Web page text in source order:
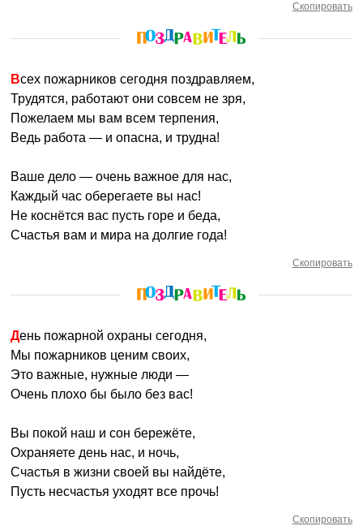
Скопировать
Всех пожарников сегодня поздравляем,
Трудятся, работают они совсем не зря,
Пожелаем мы вам всем терпения,
Ведь работа — и опасна, и трудна!
Ваше дело — очень важное для нас,
Каждый час оберегаете вы нас!
Не коснётся вас пусть горе и беда,
Счастья вам и мира на долгие года!
Скопировать
День пожарной охраны сегодня,
Мы пожарников ценим своих,
Это важные, нужные люди —
Очень плохо бы было без вас!
Вы покой наш и сон бережёте,
Охраняете день нас, и ночь,
Счастья в жизни своей вы найдёте,
Пусть несчастья уходят все прочь!
Скопировать